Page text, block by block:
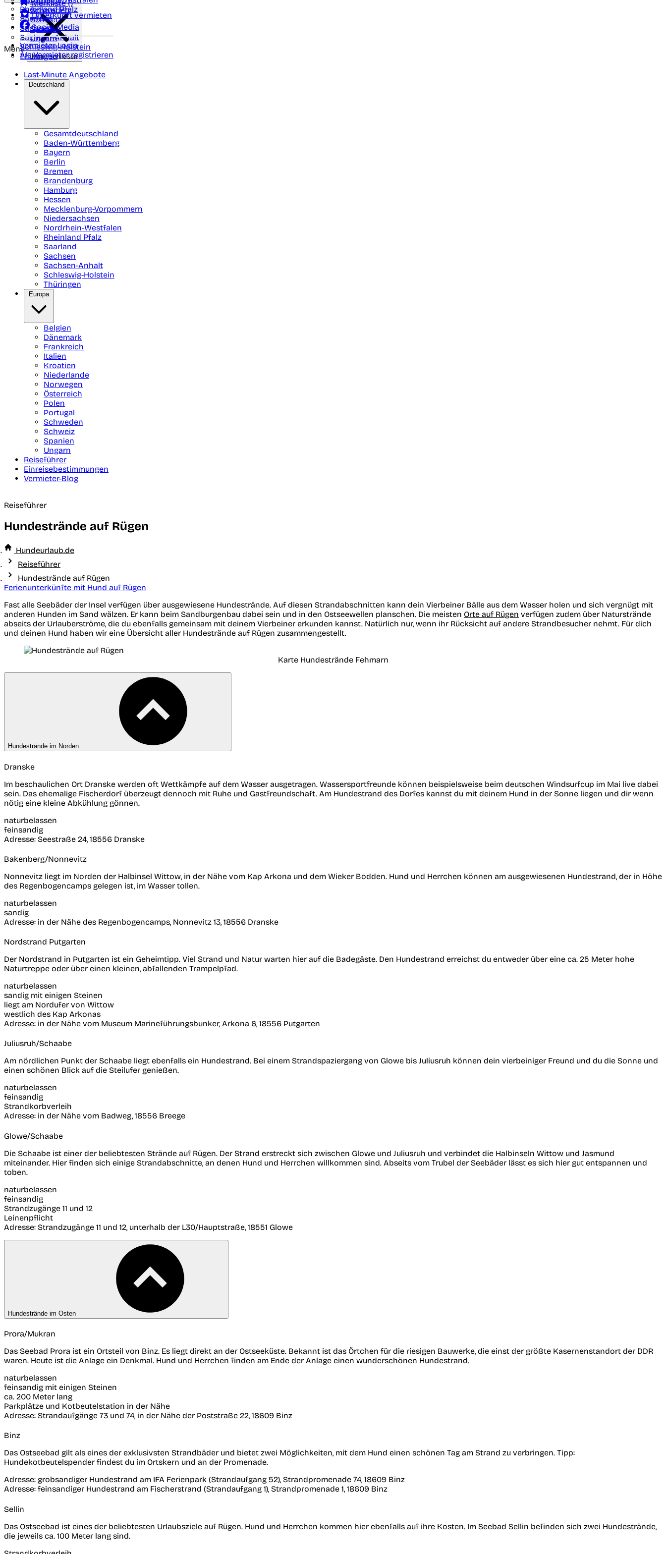
Rheinland Pfalz
Saarland
Sachsen
Sachsen-Anhalt
Schleswig-Holstein
Thüringen
Schweden
Schweiz
Spanien
Ungarn
Merkliste ()
Unterkunft vermieten
Social Media
Vermieter-Login
Als Vermieter registrieren
Menü
Menü schließen
Last-Minute Angebote
Deutschland
Gesamtdeutschland
Baden-Württemberg
Bayern
Berlin
Bremen
Brandenburg
Hamburg
Hessen
Mecklenburg-Vorpommern
Niedersachsen
Nordrhein-Westfalen
Rheinland Pfalz
Saarland
Sachsen
Sachsen-Anhalt
Schleswig-Holstein
Thüringen
Europa
Belgien
Dänemark
Frankreich
Italien
Kroatien
Niederlande
Norwegen
Österreich
Polen
Portugal
Schweden
Schweiz
Spanien
Ungarn
Reiseführer
Einreisebestimmungen
Vermieter-Blog
Reiseführer
Hundestrände auf Rügen
Hundeurlaub.de
Reiseführer
Hundestrände auf Rügen
Ferienunterkünfte mit Hund auf Rügen
Fast alle Seebäder der Insel verfügen über ausgewiesene Hundestrände. Auf diesen Strandabschnitten kann dein Vierbeiner Bälle aus dem Wasser holen und sich vergnügt mit
anderen Hunden im Sand wälzen. Er kann beim Sandburgenbau dabei sein und in den Ostseewellen planschen. Die meisten Orte auf Rügen verfügen zudem über Naturstrände
abseits der Urlauberströme, die du ebenfalls gemeinsam mit deinem Vierbeiner erkunden kannst. Natürlich nur, wenn ihr Rücksicht auf andere Strandbesucher nehmt. Für dich
und deinen Hund haben wir eine Übersicht aller Hundestrände auf Rügen zusammengestellt.
Karte Hundestrände Fehmarn
Hundestrände im Norden
Dranske
Im beschaulichen Ort Dranske werden oft Wettkämpfe auf dem Wasser ausgetragen. Wassersportfreunde können beispielsweise beim deutschen Windsurfcup im Mai live dabei
sein. Das ehemalige Fischerdorf überzeugt dennoch mit Ruhe und Gastfreundschaft. Am Hundestrand des Dorfes kannst du mit deinem Hund in der Sonne liegen und dir wenn
nötig eine kleine Abkühlung gönnen.
naturbelassen
feinsandig
Adresse: Seestraße 24, 18556 Dranske
Bakenberg/Nonnevitz
Nonnevitz liegt im Norden der Halbinsel Wittow, in der Nähe vom Kap Arkona und dem Wieker Bodden. Hund und Herrchen können am ausgewiesenen Hundestrand, der in Höhe
des Regenbogencamps gelegen ist, im Wasser tollen.
naturbelassen
sandig
Adresse: in der Nähe des Regenbogencamps, Nonnevitz 13, 18556 Dranske
Nordstrand Putgarten
Der Nordstrand in Putgarten ist ein Geheimtipp. Viel Strand und Natur warten hier auf die Badegäste. Den Hundestrand erreichst du entweder über eine ca. 25 Meter hohe
Naturtreppe oder über einen kleinen, abfallenden Trampelpfad.
naturbelassen
sandig mit einigen Steinen
liegt am Nordufer von Wittow
westlich des Kap Arkonas
Adresse: in der Nähe vom Museum Marineführungsbunker, Arkona 6, 18556 Putgarten
Juliusruh/Schaabe
Am nördlichen Punkt der Schaabe liegt ebenfalls ein Hundestrand. Bei einem Strandspaziergang von Glowe bis Juliusruh können dein vierbeiniger Freund und du die Sonne und
einen schönen Blick auf die Steilufer genießen.
naturbelassen
feinsandig
Strandkorbverleih
Adresse: in der Nähe vom Badweg, 18556 Breege
Glowe/Schaabe
Die Schaabe ist einer der beliebtesten Strände auf Rügen. Der Strand erstreckt sich zwischen Glowe und Juliusruh und verbindet die Halbinseln Wittow und Jasmund
miteinander. Hier finden sich einige Strandabschnitte, an denen Hund und Herrchen willkommen sind. Abseits vom Trubel der Seebäder lässt es sich hier gut entspannen und
toben.
naturbelassen
feinsandig
Strandzugänge 11 und 12
Leinenpflicht
Adresse: Strandzugänge 11 und 12, unterhalb der L30/Hauptstraße, 18551 Glowe
Hundestrände im Osten
Prora/Mukran
Das Seebad Prora ist ein Ortsteil von Binz. Es liegt direkt an der Ostseeküste. Bekannt ist das Örtchen für die riesigen Bauwerke, die einst der größte Kasernenstandort der DDR
waren. Heute ist die Anlage ein Denkmal. Hund und Herrchen finden am Ende der Anlage einen wunderschönen Hundestrand.
naturbelassen
feinsandig mit einigen Steinen
ca. 200 Meter lang
Parkplätze und Kotbeutelstation in der Nähe
Adresse: Strandaufgänge 73 und 74, in der Nähe der Poststraße 22, 18609 Binz
Binz
Das Ostseebad gilt als eines der exklusivsten Strandbäder und bietet zwei Möglichkeiten, mit dem Hund einen schönen Tag am Strand zu verbringen. Tipp:
Hundekotbeutelspender findest du im Ortskern und an der Promenade.
Adresse: grobsandiger Hundestrand am IFA Ferienpark (Strandaufgang 52), Strandpromenade 74, 18609 Binz
Adresse: feinsandiger Hundestrand am Fischerstrand (Strandaufgang 1), Strandpromenade 1, 18609 Binz
Sellin
Das Ostseebad ist eines der beliebtesten Urlaubsziele auf Rügen. Hund und Herrchen kommen hier ebenfalls auf ihre Kosten. Im Seebad Sellin befinden sich zwei Hundestrände,
die jeweils ca. 100 Meter lang sind.